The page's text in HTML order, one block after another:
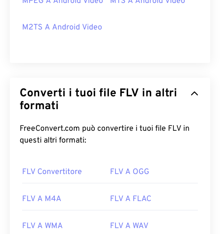
M2TS A Android Video
Converti i tuoi file FLV in altri
formati
FreeConvert.com può convertire i tuoi file FLV in
questi altri formati:
FLV Convertitore FLV A OGG
FLV A M4A FLV A FLAC
FLV A WMA FLV A WAV